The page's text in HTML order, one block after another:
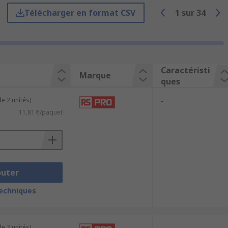
cannelés permettent de couvrir tous
Les raccords cannelés
sont eux particulièrement
vous fixez le connecteur. Vous
Télécharger en format CSV 1 sur 34
Marque
Caractéristi
ques
2 unités)
11,81 €/paquet
-